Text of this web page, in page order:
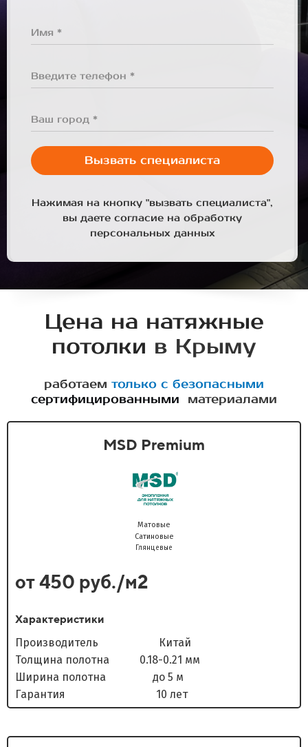
Имя *
Введите телефон *
Ваш город *
Вызвать специалиста
Нажимая на кнопку "вызвать специалиста",
вы даете согласие на обработку
персональных данных
Цена на натяжные
потолки в Крыму
работаем только с безопасными
сертифицированными
материалами
MSD Premium
Матовые
Сатиновые
Глянцевые
от 450 руб./м2
Характеристики
Производитель Китай
Толщина полотна 0.18-0.21 мм
Ширина полотна до 5 м
Гарантия 10 лет